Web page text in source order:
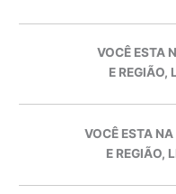
VOCÊ ESTA
E REGIÃO,
VOCÊ ESTA
E REGIÃO,